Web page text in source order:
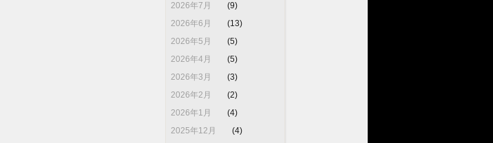
2026年7月
(9)
2026年6月
(13)
2026年5月
(5)
2026年4月
(5)
2026年3月
(3)
2026年2月
(2)
2026年1月
(4)
2025年12月
(4)